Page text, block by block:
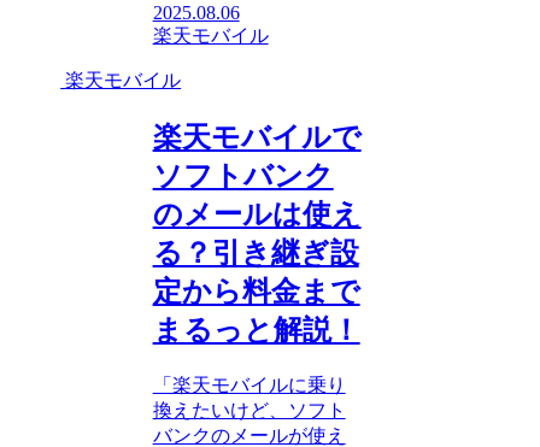
2025.08.06
楽天モバイル
楽天モバイル
楽天モバイルで
ソフトバンク
のメールは使え
る？引き継ぎ設
定から料金まで
まるっと解説！
「楽天モバイルに乗り
換えたいけど、ソフト
バンクのメールが使え